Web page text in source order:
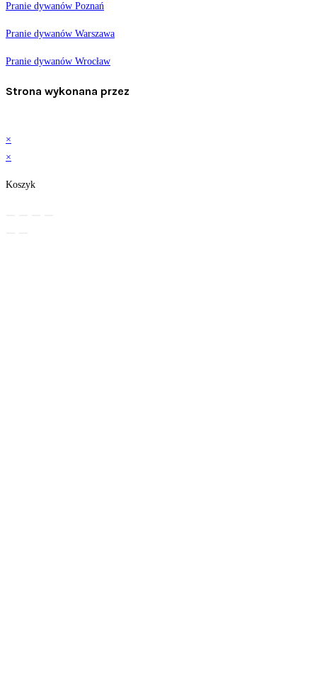
Pranie dywanów Poznań
Pranie dywanów Warszawa
Pranie dywanów Wrocław
Strona wykonana przez
×
×
Koszyk